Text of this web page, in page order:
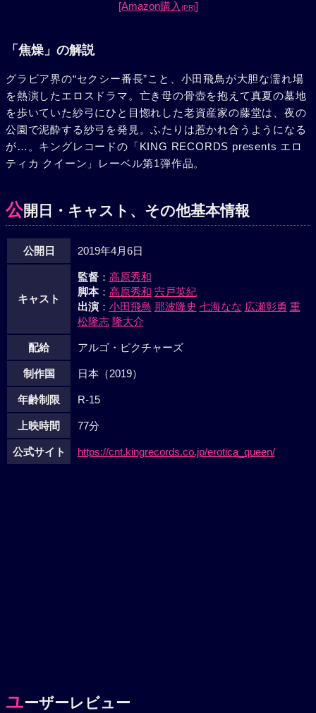
[Amazon購入 (PR)]
「焦燥」の解説
グラビア界の“セクシー番長”こと、小田飛鳥が大胆な濡れ場
を熱演したエロスドラマ。亡き母の骨壺を抱えて真夏の墓地
を歩いていた紗弓にひと目惚れした老資産家の藤堂は、夜の
公園で泥酔する紗弓を発見。ふたりは惹かれ合うようになる
が…。キングレコードの「KING RECORDS presents エロ
ティカ クイーン」レーベル第1弾作品。
公開日・キャスト、その他基本情報
公開日 2019年4月6日
キャスト
監督： 高原秀和
脚本： 高原秀和 宍戸英紀
出演： 小田飛鳥 那波隆史 七海なな 広瀬彰勇 重
松隆志 隆大介
配給 アルゴ・ピクチャーズ
制作国 日本（2019）
年齢制限 R-15
上映時間 77分
公式サイト https://cnt.kingrecords.co.jp/erotica_queen/
ユーザーレビュー